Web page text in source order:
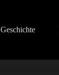
Geschichte